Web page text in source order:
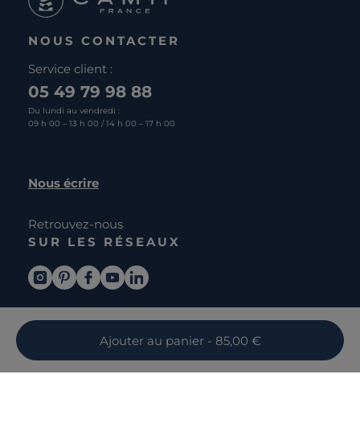
Ajouter au panier - 85,00 €
NOUS CONTACTER
Service client :
05 49 79 98 88
Du lundi au vendredi :
09 h 00 – 13 h 00 / 14 h 00 – 17 h 00
Nous écrire
Retrouvez-nous
SUR LES RÉSEAUX